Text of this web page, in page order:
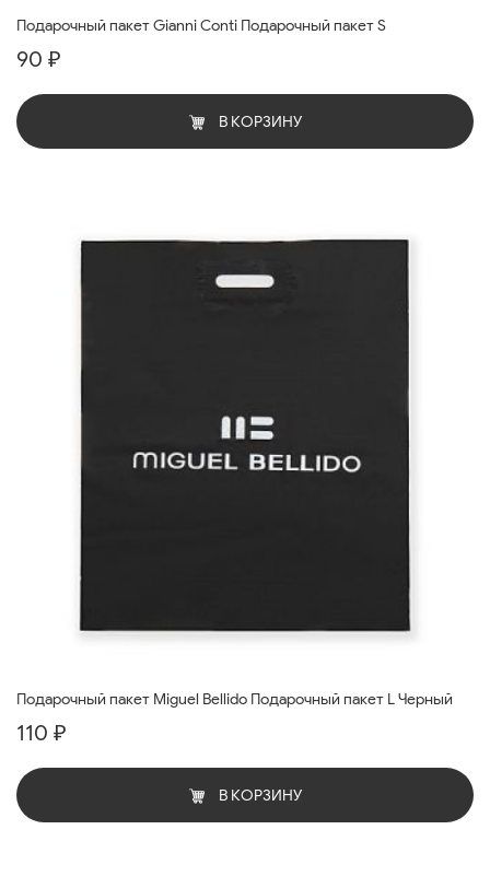
Подарочный пакет Gianni Conti Подарочный пакет S
90 ₽
В КОРЗИНУ
Подарочный пакет Miguel Bellido Подарочный пакет L Черный
110 ₽
В КОРЗИНУ